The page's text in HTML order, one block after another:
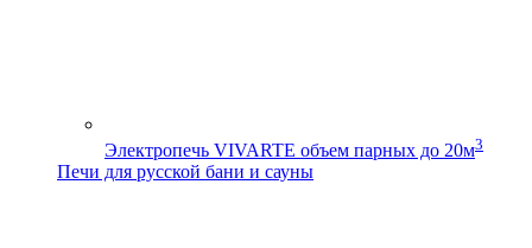
Электропечь VIVARTE объем парных до 20м3
Печи для русской бани и сауны